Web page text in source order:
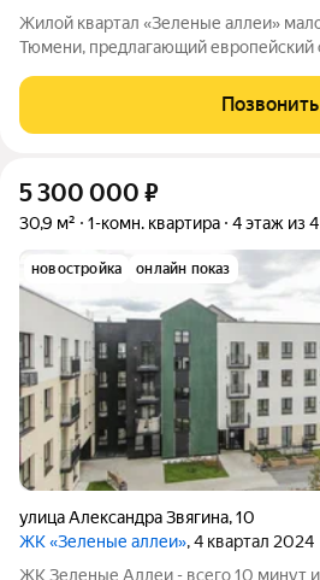
Жилой квартал «Зеленые аллеи» малоэтажный комплекс в
Тюмени, предлагающий европейский
находятся: экопарк «Затюменский»,
горнолыжный курорт «Воронинские
Позвонить
5 300 000 ₽
30,9 м² 1-комн. квартира 4 этаж из 4
новостройка онлайн показ
​улица Александра Звягина,10
ЖК «Зеленые аллеи», 4 квартал 2024
ЖК Зеленые Аллеи - всего 10 минут